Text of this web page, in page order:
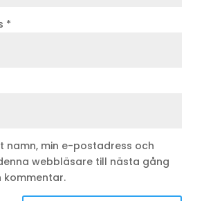
*
namn, min e-postadress och
webbläsare till nästa gång
kommentar.